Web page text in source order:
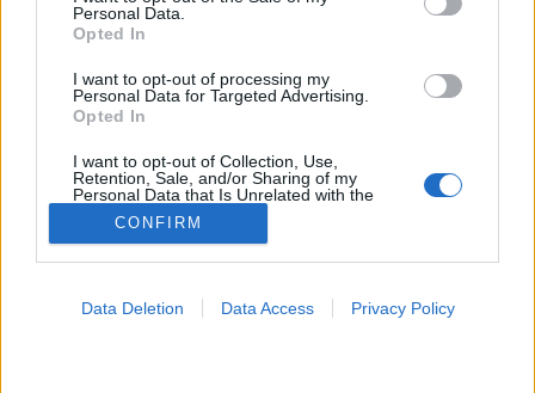
Personal Data.
Opted In
I want to opt-out of processing my
Personal Data for Targeted Advertising.
Opted In
I want to opt-out of Collection, Use,
Retention, Sale, and/or Sharing of my
Personal Data that Is Unrelated with the
Purposes for which it was collected.
Opted Out
CONFIRM
Data Deletion Data Access Privacy Policy
Kutatás
Prevenció
Videók
Kisállatok egészsége
#allergia#influenza#cukorbetegség
#orvosmeteorológia#vérnyomás#stroke
#rákbetegség
#pajzsmirigy#reflux
Regisztráció